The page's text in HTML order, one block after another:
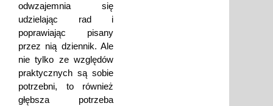
odwzajemnia się
udzielając rad i
poprawiając pisany
przez nią dziennik. Ale
nie tylko ze względów
praktycznych są sobie
potrzebni, to również
głębsza potrzeba